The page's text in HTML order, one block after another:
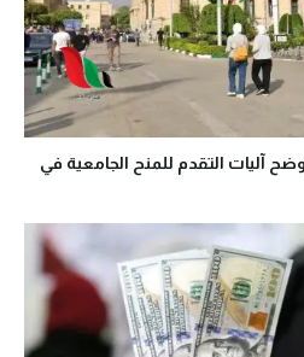
آليات التقدم للمنح الجامعية في